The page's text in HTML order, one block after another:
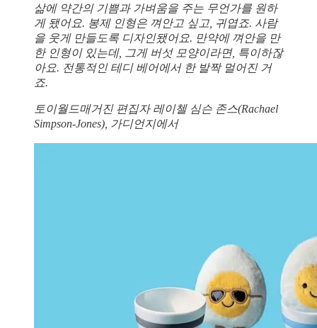
삶에 약간의 기쁨과 가벼움을 주는 무언가를 원하
게 됐어요. 봉제 인형은 껴안고 싶고, 귀엽죠. 사람
을 웃게 만들도록 디자인됐어요. 만약에 껴안을 만
한 인형이 있는데, 그게 버섯 모양이라면, 특이하잖
아요. 전통적인 테디 베어에서 한 발짝 멀어진 거
죠.
토이월드매거진 편집자 레이첼 심슨 존스(Rachael
Simpson-Jones), 가디언지에서